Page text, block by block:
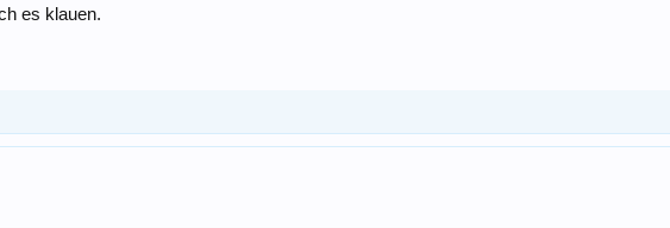
es klauen.